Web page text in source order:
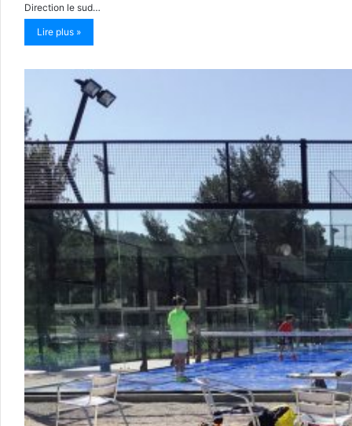
Direction le sud…
Lire plus »